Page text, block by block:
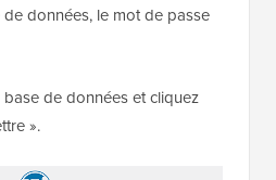
données, le mot de passe
de données et cliquez
».